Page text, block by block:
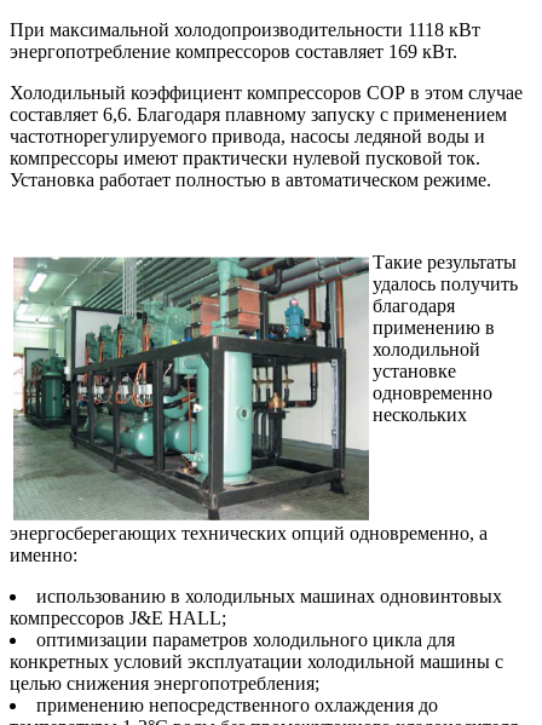
При максимальной холодопроизводительности 1118 кВт
энергопотребление компрессоров составляет 169 кВт.
Холодильный коэффициент компрессоров СОР в этом случае
составляет 6,6. Благодаря плавному запуску с применением
частотнорегулируемого привода, насосы ледяной воды и
компрессоры имеют практически нулевой пусковой ток.
Установка работает полностью в автоматическом режиме.
Такие результаты
удалось получить
благодаря
применению в
холодильной
установке
одновременно
нескольких
энергосберегающих технических опций одновременно, а
именно:
использованию в холодильных машинах одновинтовых
компрессоров J&E HALL;
оптимизации параметров холодильного цикла для
конкретных условий эксплуатации холодильной машины с
целью снижения энергопотребления;
применению непосредственного охлаждения до